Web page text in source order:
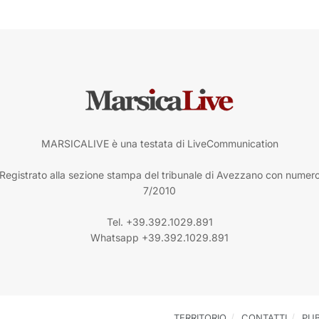
MARSICALIVE è una testata di LiveCommunication
Registrato alla sezione stampa del tribunale di Avezzano con
7/2010
Tel. +39.392.1029.891
Whatsapp +39.392.1029.891